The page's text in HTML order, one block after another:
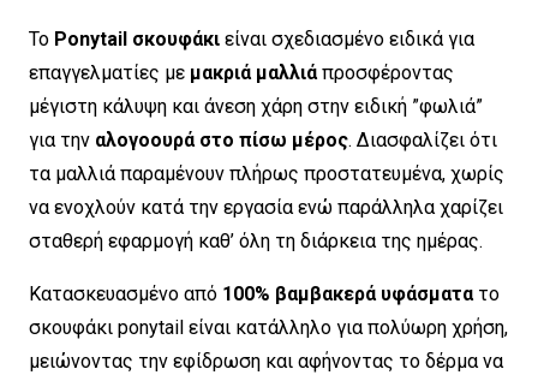
Το Ponytail σκουφάκι είναι σχεδιασμένο ειδικά για
επαγγελματίες με μακριά μαλλιάπροσφέροντας
μέγιστη κάλυψη και άνεση χάρη στην ειδική ”φωλιά”
για την αλογοουρά στο πίσω μέρος. Διασφαλίζει ότι
τα μαλλιά παραμένουν πλήρως προστατευμένα, χωρίς
να ενοχλούν κατά την εργασία ενώ παράλληλα χαρίζει
σταθερή εφαρμογή καθ’ όλη τη διάρκεια της ημέρας.
Κατασκευασμένο από 100% βαμβακερά υφάσματα το
σκουφάκι ponytail είναι κατάλληλο για πολύωρη χρήση,
μειώνοντας την εφίδρωση και αφήνοντας το δέρμα να